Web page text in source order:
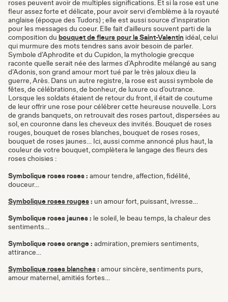
roses peuvent avoir de multiples significations. Et si la rose est une
fleur assez forte et délicate, pour avoir servi d’emblème à la royauté
anglaise (époque des Tudors) ; elle est aussi source d’inspiration
pour les messages du coeur. Elle fait d'ailleurs souvent parti de la
composition du bouquet de fleurs pour la Saint-Valentin idéal, celui
qui murmure des mots tendres sans avoir besoin de parler.
Symbole d’Aphrodite et du Cupidon, la mythologie grecque
raconte quelle serait née des larmes d’Aphrodite mélangé au sang
d’Adonis, son grand amour mort tué par le très jaloux dieu la
guerre, Arès. Dans un autre registre, la rose est aussi symbole de
fêtes, de célébrations, de bonheur, de luxure ou d’outrance.
Lorsque les soldats étaient de retour du front, il était de coutume
de leur offrir une rose pour célébrer cette heureuse nouvelle. Lors
de grands banquets, on retrouvait des roses partout, dispersées au
sol, en couronne dans les cheveux des invités. Bouquet de roses
rouges, bouquet de roses blanches, bouquet de roses roses,
bouquet de roses jaunes… Ici, aussi comme annoncé plus haut, la
couleur de votre bouquet, complètera le langage des fleurs des
roses choisies :
Symbolique roses roses : amour tendre, affection, fidélité,
douceur…
Symbolique roses rouges : un amour fort, puissant, ivresse…
Symbolique roses jaunes : le soleil, le beau temps, la chaleur des
sentiments…
Symbolique roses orange : admiration, premiers sentiments,
attirance…
Symbolique roses blanches : amour sincère, sentiments purs,
amour maternel, amitiés fortes…